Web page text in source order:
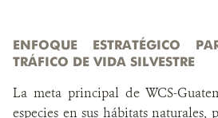
ENFOQUE ESTRATÉGICO
TRÁFICO DE VIDA SILVESTRE
La meta principal de WCS-
especies en sus hábitats